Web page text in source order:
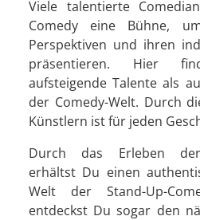
Viele talentierte
Comedy eine Bühne,
Perspektiven und ihren
präsentieren. Hier
aufsteigende Talente als
der Comedy-Welt. Durch
Künstlern ist für jeden
Durch das Erleben der
erhältst Du einen
Welt der Stand-Up-
entdeckst Du sogar den